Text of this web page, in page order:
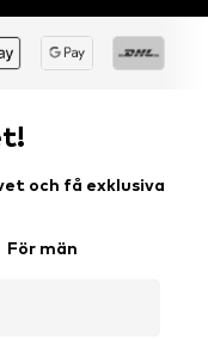
och få exklusiva
För män